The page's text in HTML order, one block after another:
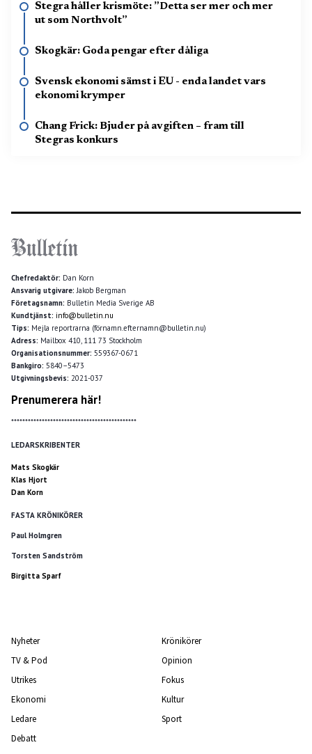
Stegra håller krismöte: ”Detta ser mer och mer
ut som Northvolt”
Skogkär: Goda pengar efter dåliga
Svensk ekonomi sämst i EU - enda landet vars
ekonomi krymper
Chang Frick: Bjuder på avgiften – fram till
Stegras konkurs
Chefredaktör: Dan Korn
Ansvarig utgivare: Jakob Bergman
Företagsnamn: Bulletin Media Sverige AB
Kundtjänst: info@bulletin.nu
Tips: Mejla reportrarna (förnamn.efternamn@bulletin.nu)
Adress: Mailbox 410, 111 73 Stockholm
Organisationsnummer: 559367-0671
Bankgiro: 5840–5473
Utgivningsbevis: 2021-037
Prenumerera här!
*********************************************
LEDARSKRIBENTER
Mats Skogkär
Klas Hjort
Dan Korn
FASTA KRÖNIKÖRER
Paul Holmgren
Torsten Sandström
Birgitta Sparf
Nyheter
TV & Pod
Utrikes
Ekonomi
Ledare
Debatt
Krönikörer
Opinion
Fokus
Kultur
Sport